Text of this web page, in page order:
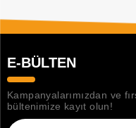
E-BÜLTEN
Kampanyalarımızdan ve
bültenimize kayıt olun!